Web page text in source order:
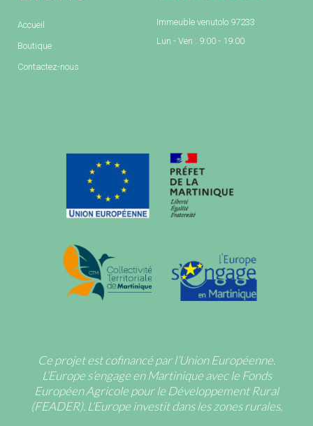
Accueil
Boutique
Contactez-nous
Immeuble venutolo 97233
Lun - Ven : 9:00 - 19:00
Ce projet est cofinancé par l’Union Européenne.
L’Europe s’engage en Martinique avec le Fonds
Européen Agricole pour le Développement Rural
(FEADER). L’Europe investit dans les zones rurales.